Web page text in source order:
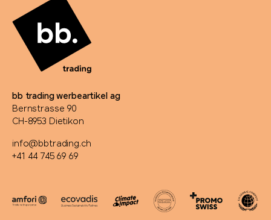
bb trading werbeartikel ag
Bernstrasse 90
CH-8953 Dietikon
info@bbtrading.ch
+41 44 745 69 69